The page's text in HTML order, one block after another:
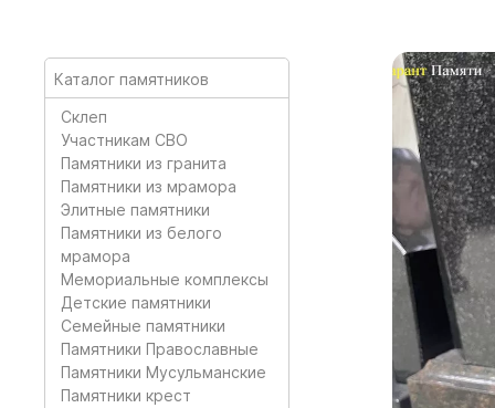
Каталог памятников
Склеп
Участникам СВО
Памятники из гранита
Памятники из мрамора
Элитные памятники
Памятники из белого
мрамора
Мемориальные комплексы
Детские памятники
Семейные памятники
Памятники Православные
Памятники Мусульманские
Памятники крест